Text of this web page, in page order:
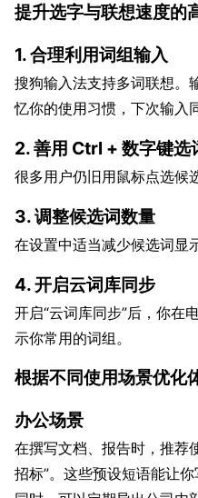
提升选字与联想速度的
1. 合理利用词组输入
搜狗输入法支持多词联想。
忆你的使用习惯，下次输入
2. 善用 Ctrl + 数字键选
很多用户仍旧用鼠标点选候
3. 调整候选词数量
在设置中适当减少候选词显
4. 开启云词库同步
开启“云词库同步”后，你在
示你常用的词组。
根据不同使用场景优化
办公场景
在撰写文档、报告时，推荐
招标”。这些预设短语能让你